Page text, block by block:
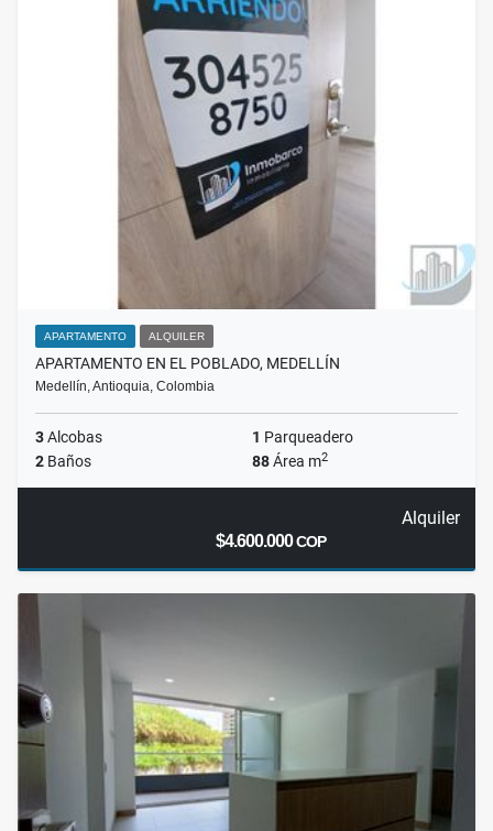
APARTAMENTO ALQUILER
APARTAMENTO EN EL POBLADO, MEDELLÍN
Medellín, Antioquia, Colombia
3Alcobas 1 Parqueadero
2 Baños 88Área m2
Alquiler
$4.600.000COP